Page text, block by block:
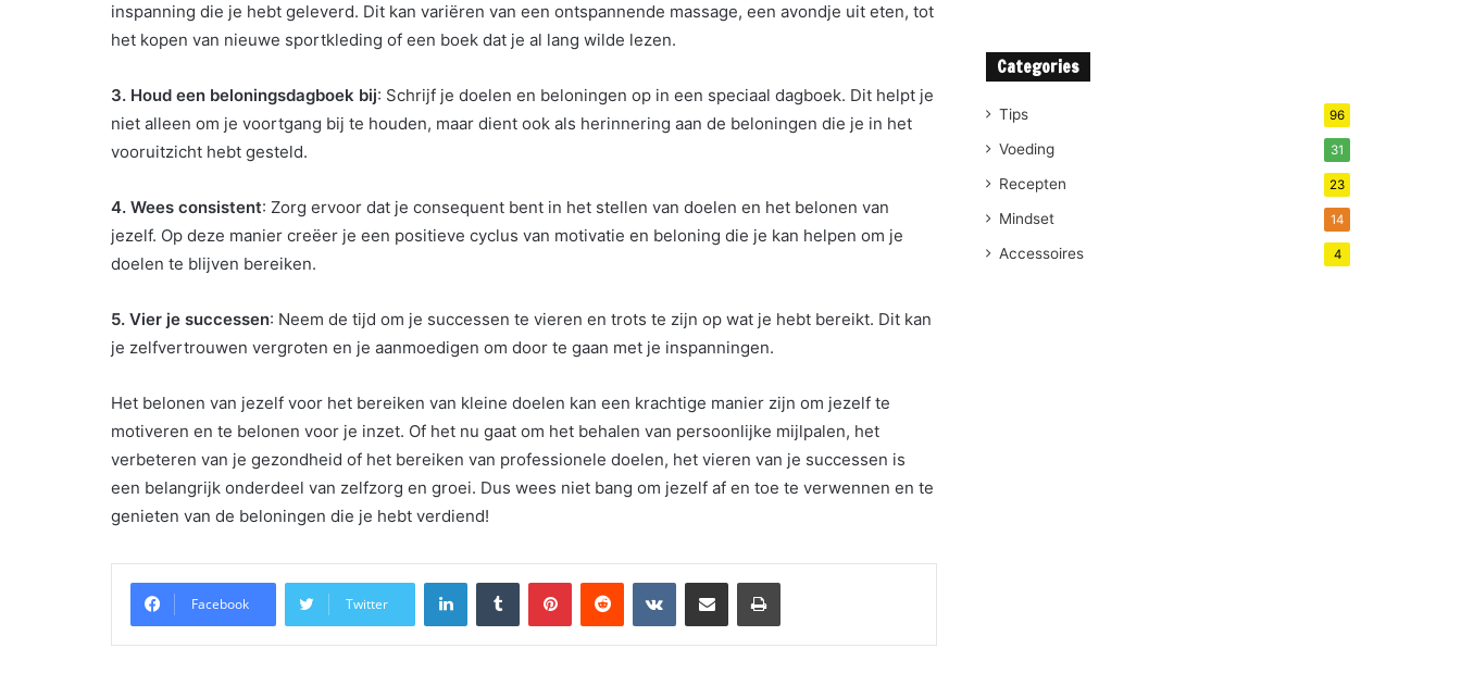
inspanning die je hebt geleverd. Dit kan variëren van een ontspannende massage, een avondje uit eten, tot
het kopen van nieuwe sportkleding of een boek dat je al lang wilde lezen.
3. Houd een beloningsdagboek bij: Schrijf je doelen en beloningen op in een speciaal dagboek. Dit helpt je
niet alleen om je voortgang bij te houden, maar dient ook als herinnering aan de beloningen die je in het
vooruitzicht hebt gesteld.
4. Wees consistent: Zorg ervoor dat je consequent bent in het stellen van doelen en het belonen van
jezelf. Op deze manier creëer je een positieve cyclus van motivatie en beloning die je kan helpen om je
doelen te blijven bereiken.
5. Vier je successen: Neem de tijd om je successen te vieren en trots te zijn op wat je hebt bereikt. Dit kan
je zelfvertrouwen vergroten en je aanmoedigen om door te gaan met je inspanningen.
Het belonen van jezelf voor het bereiken van kleine doelen kan een krachtige manier zijn om jezelf te
motiveren en te belonen voor je inzet. Of het nu gaat om het behalen van persoonlijke mijlpalen, het
verbeteren van je gezondheid of het bereiken van professionele doelen, het vieren van je successen is
een belangrijk onderdeel van zelfzorg en groei. Dus wees niet bang om jezelf af en toe te verwennen en te
genieten van de beloningen die je hebt verdiend!
Facebook Twitter
LinkedInTumblr PinterestReddit VKontakteShare via Email Print
Categories
Tips 96
Voeding 31
Recepten 23
Mindset 14
Accessoires 4